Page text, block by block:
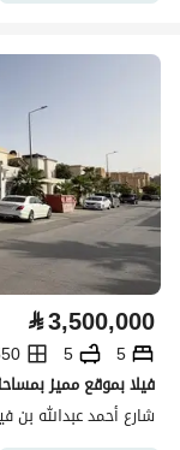
⃁3,500,000
5
5
فيلا بموقع مميز بمساحة 550 م حي الملك فيصل | المربع
شارع أحمد عبدالله